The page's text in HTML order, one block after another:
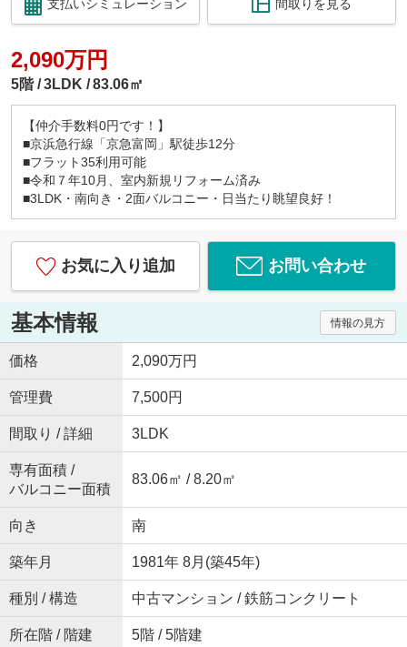
支払いシミュレーション 間取りを見る
2,090万円
5階 3LDK 83.06㎡
【仲介手数料0円です！】
■京浜急行線「京急富岡」駅徒歩12分
■フラット35利用可能
■令和７年10月、室内新規リフォーム済み
■3LDK・南向き・2面バルコニー・日当たり眺望良好！
お気に入り追加 お問い合わせ
基本情報 情報の見方
価格 2,090万円
管理費 7,500円
間取り / 詳細 3LDK
専有面積 /
バルコニー面積
83.06㎡ / 8.20㎡
向き 南
築年月 1981年 8月(築45年)
種別 / 構造 中古マンション / 鉄筋コンクリート
所在階 / 階建 5階 / 5階建